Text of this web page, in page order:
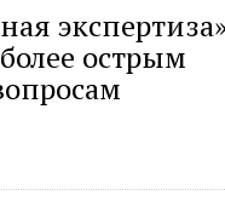
острым